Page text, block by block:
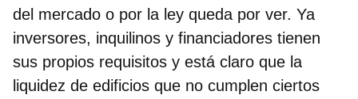
del mercado o por la ley queda por ver. Ya
inversores, inquilinos y financiadores tienen
sus propios requisitos y está claro que la
liquidez de edificios que no cumplen ciertos